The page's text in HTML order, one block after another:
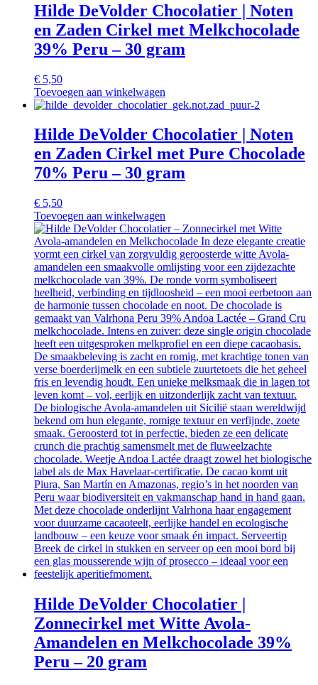
Hilde DeVolder Chocolatier | Noten
en Zaden Cirkel met Melkchocolade
39% Peru – 30 gram
€ 5,50
Toevoegen aan winkelwagen
Hilde DeVolder Chocolatier | Noten
en Zaden Cirkel met Pure Chocolade
70% Peru – 30 gram
€ 5,50
Toevoegen aan winkelwagen
Hilde DeVolder Chocolatier |
Zonnecirkel met Witte Avola-
Amandelen en Melkchocolade 39%
Peru – 20 gram